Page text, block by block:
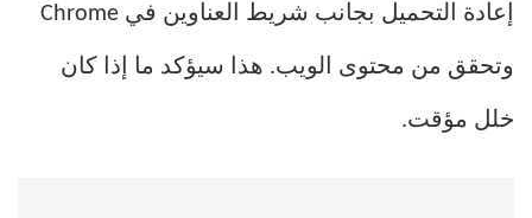
إعادة التحميل بجانب شريط العناوين في Chrome
وتحقق من محتوى الويب. هذا سيؤكد ما إذا كان
خلل مؤقت.